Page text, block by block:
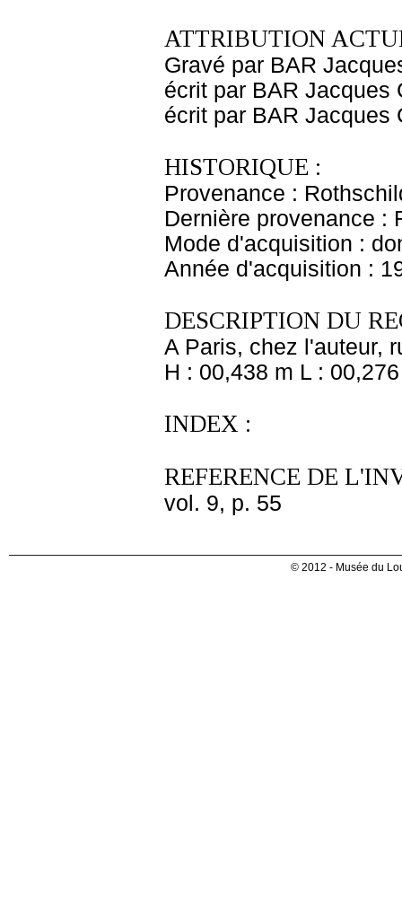
ATTRIBUTION
Gravé par BAR
écrit par BAR Jacques
écrit par BAR Jacques
HISTORIQUE :
Provenance :
Dernière provenance :
Mode d'acquisition :
Année d'acquisition :
DESCRIPTION DU
A Paris, chez l'auteur,
H : 00,438 m L :
INDEX :
REFERENCE DE
vol. 9, p. 55
© 2012 - Musée du